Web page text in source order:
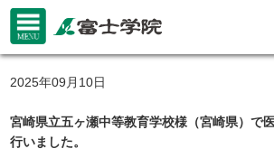
2025年09月10日
宮崎県立五ヶ瀬中等教育学校様（宮崎県）で
行いました。